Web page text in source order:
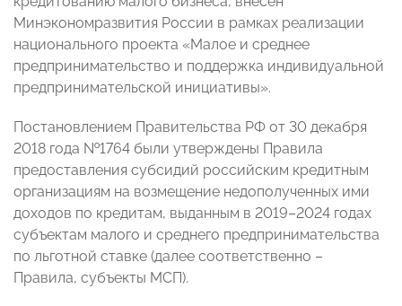
Минэкономразвития России в рамках реализации
национального проекта «Малое и среднее
предпринимательство и поддержка индивидуальной
предпринимательской инициативы».
Постановлением Правительства РФ от 30 декабря
2018 года №1764 были утверждены Правила
предоставления субсидий российским кредитным
организациям на возмещение недополученных ими
доходов по кредитам, выданным в 2019–2024 годах
субъектам малого и среднего предпринимательства
по льготной ставке (далее соответственно –
Правила, субъекты МСП).